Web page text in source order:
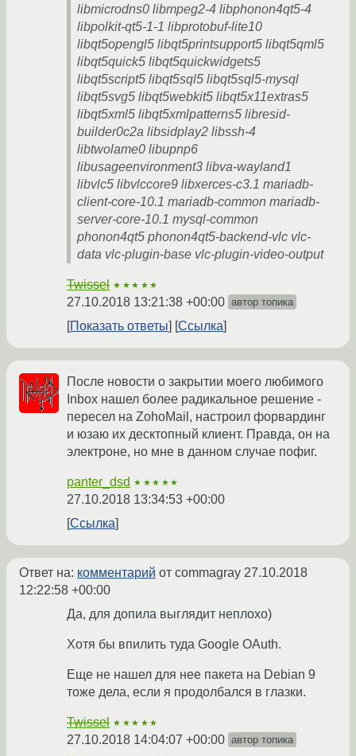
libmicrodns0 libmpeg2-4 libphonon4qt5-4
libpolkit-qt5-1-1 libprotobuf-lite10
libqt5opengl5 libqt5printsupport5 libqt5qml5
libqt5quick5 libqt5quickwidgets5
libqt5script5 libqt5sql5 libqt5sql5-mysql
libqt5svg5 libqt5webkit5 libqt5x11extras5
libqt5xml5 libqt5xmlpatterns5 libresid-
builder0c2a libsidplay2 libssh-4
libtwolame0 libupnp6
libusageenvironment3 libva-wayland1
libvlc5 libvlccore9 libxerces-c3.1 mariadb-
client-core-10.1 mariadb-common mariadb-
server-core-10.1 mysql-common
phonon4qt5 phonon4qt5-backend-vlc vlc-
data vlc-plugin-base vlc-plugin-video-output
Twissel ★★★★★
27.10.2018 13:21:38 +00:00 автор топика
Показать ответы Ссылка
После новости о закрытии моего любимого
Inbox нашел более радикальное решение -
пересел на ZohoMail, настроил форвардинг
и юзаю их десктопный клиент. Правда, он на
электроне, но мне в данном случае пофиг.
panter_dsd ★★★★★
27.10.2018 13:34:53 +00:00
Ссылка
Ответ на: комментарий от commagray 27.10.2018
12:22:58 +00:00
Да, для допила выглядит неплохо)
Хотя бы впилить туда Google OAuth.
Еще не нашел для нее пакета на Debian 9
тоже дела, если я продолбался в глазки.
Twissel ★★★★★
27.10.2018 14:04:07 +00:00 автор топика